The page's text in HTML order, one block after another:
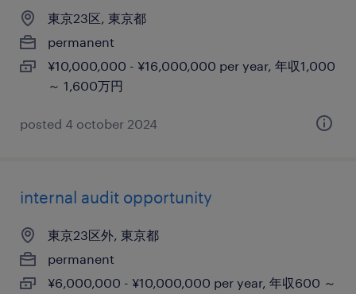
東京23区, 東京都
permanent
¥10,000,000 - ¥16,000,000 per year, 年収1,000
～ 1,600万円
posted 4 october 2024
internal audit opportunity
東京23区外, 東京都
permanent
¥6,000,000 - ¥10,000,000 per year, 年収600 ～